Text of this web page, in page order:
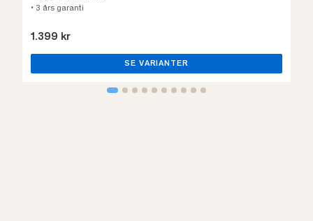
• 3 års garanti
1.399 kr
SE VARIANTER